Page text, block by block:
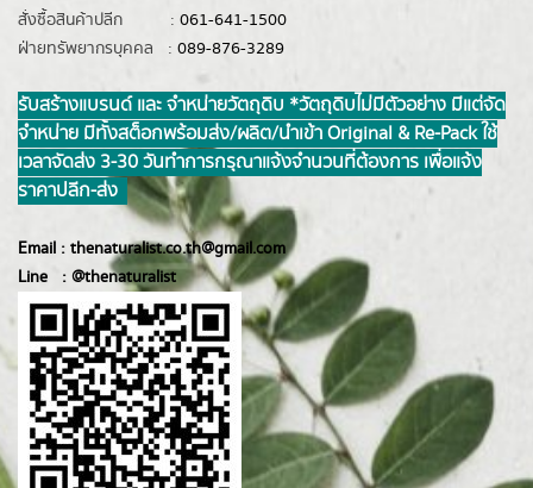
สั่งซื้อสินค้าปลีก : 061-641-1500
ฝ่ายทรัพยากรบุคคล : 089-876-3289
รับสร้างแบรนด์ และ จำหน่ายวัตถุดิบ *วัตถุดิบไม่มีตัวอย่าง มีแต่จัด
จำหน่าย มีทั้งสต็อกพร้อมส่ง/ผลิต/นำเข้า Original & Re-Pack ใช้
เวลาจัดส่ง 3-30 วันทำการ กรุณาแจ้งจำนวนที่ต้องการ เพื่อแจ้ง
ราคาปลีก-ส่ง
Email : thenaturalist.co.th@gmail.com
Line : @thenaturalist